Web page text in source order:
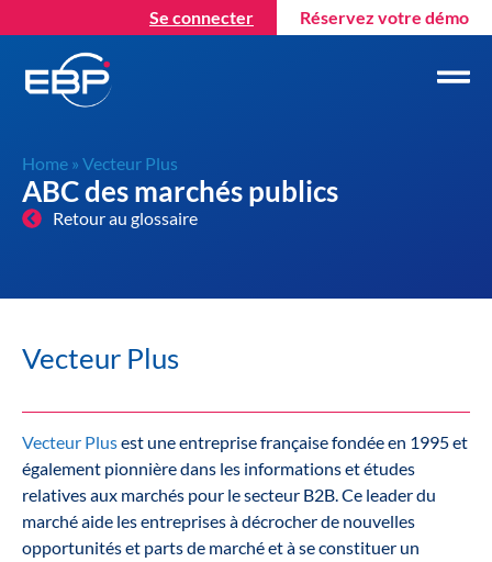
Se connecter Réservez votre démo
Home » Vecteur Plus
ABC des marchés publics
Retour au glossaire
Vecteur Plus
Vecteur Plusest une entreprise française fondée en 1995 et
également pionnière dans les informations et études
relatives aux marchés pour le secteur B2B. Ce leader du
marché aide les entreprises à décrocher de nouvelles
opportunités et parts de marché et à se constituer un